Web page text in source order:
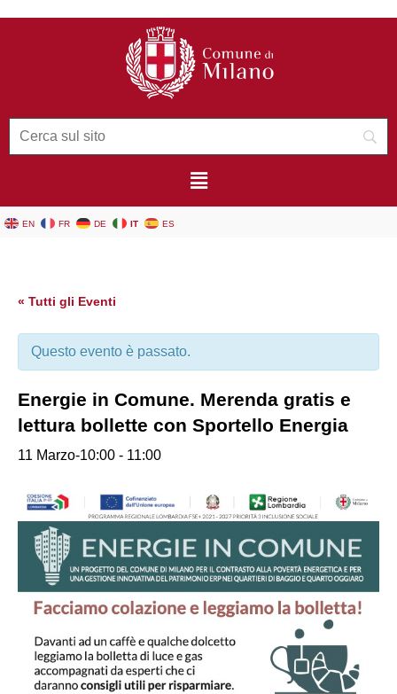
EN FR DE IT ES
« Tutti gli Eventi
Questo evento è passato.
Energie in Comune. Merenda gratis e
lettura bollette con Sportello Energia
11 Marzo-10:00 - 11:00